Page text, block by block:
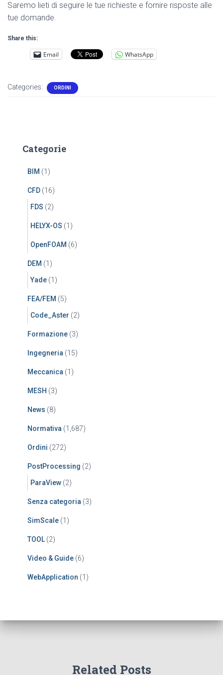
Saremo lieti di seguire le tue richieste e fornire risposte alle
tue domande.
Share this:
Email WhatsApp
Categories: ORDINI
Categorie
BIM (1)
CFD (16)
FDS (2)
HELYX-OS (1)
OpenFOAM (6)
DEM (1)
Yade (1)
FEA/FEM (5)
Code_Aster (2)
Formazione (3)
Ingegneria (15)
Meccanica (1)
MESH (3)
News (8)
Normativa (1,687)
Ordini (272)
PostProcessing (2)
ParaView (2)
Senza categoria (3)
SimScale (1)
TOOL (2)
Video & Guide (6)
WebApplication (1)
Related Posts